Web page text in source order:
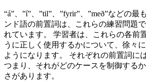
“á”、”í”、”til”、”fyrir”、”með”などの最
ンド語の前置詞は、これらの練習問題
れています。 学習者は、これらの各前
うに正しく使用するかについて、徐々
ようになります。 それぞれの前置詞に
つまり、それがどのケースを制御する
さがあります。